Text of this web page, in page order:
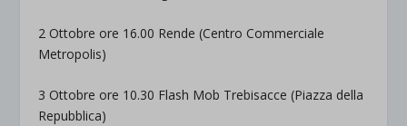
2 Ottobre ore 16.00 Rende (Centro Commerciale
Metropolis)
3 Ottobre ore 10.30 Flash Mob Trebisacce (Piazza della
Repubblica)